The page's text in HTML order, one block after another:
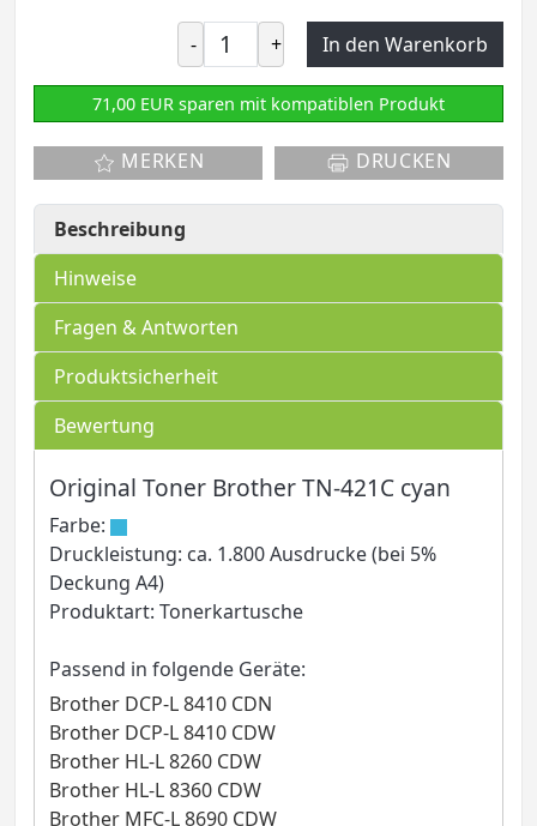
- + In den Warenkorb
71,00 EUR sparen mit kompatiblen Produkt
MERKEN DRUCKEN
Beschreibung
Hinweise
Fragen & Antworten
Produktsicherheit
Bewertung
Original Toner Brother TN-421C cyan
Farbe:
Druckleistung: ca. 1.800 Ausdrucke (bei 5%
Deckung A4)
Produktart: Tonerkartusche
Passend in folgende Geräte:
Brother DCP-L 8410 CDN
Brother DCP-L 8410 CDW
Brother HL-L 8260 CDW
Brother HL-L 8360 CDW
Brother MFC-L 8690 CDW